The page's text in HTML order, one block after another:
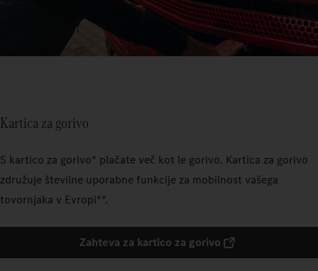
Kartica za gorivo
S kartico za gorivo* plačate več kot le gorivo. Kartica za gorivo
združuje številne uporabne funkcije za mobilnost vašega
tovornjaka v Evropi**.
Zahteva za kartico za gorivo